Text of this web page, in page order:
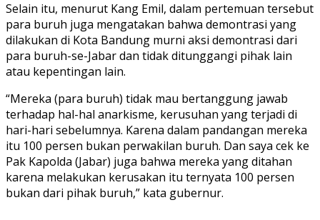
Selain itu, menurut Kang Emil, dalam pertemuan tersebut
para buruh juga mengatakan bahwa demontrasi yang
dilakukan di Kota Bandung murni aksi demontrasi dari
para buruh-se-Jabar dan tidak ditunggangi pihak lain
atau kepentingan lain.
“Mereka (para buruh) tidak mau bertanggung jawab
terhadap hal-hal anarkisme, kerusuhan yang terjadi di
hari-hari sebelumnya. Karena dalam pandangan mereka
itu 100 persen bukan perwakilan buruh. Dan saya cek ke
Pak Kapolda (Jabar) juga bahwa mereka yang ditahan
karena melakukan kerusakan itu ternyata 100 persen
bukan dari pihak buruh,” kata gubernur.